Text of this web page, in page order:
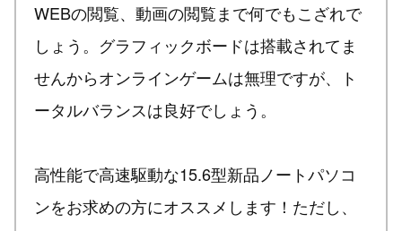
WEBの閲覧、動画の閲覧まで何でもこざれで
しょう。グラフィックボードは搭載されてま
せんからオンラインゲームは無理ですが、ト
ータルバランスは良好でしょう。
高性能で高速駆動な15.6型新品ノートパソコ
ンをお求めの方にオススメします！ただし、